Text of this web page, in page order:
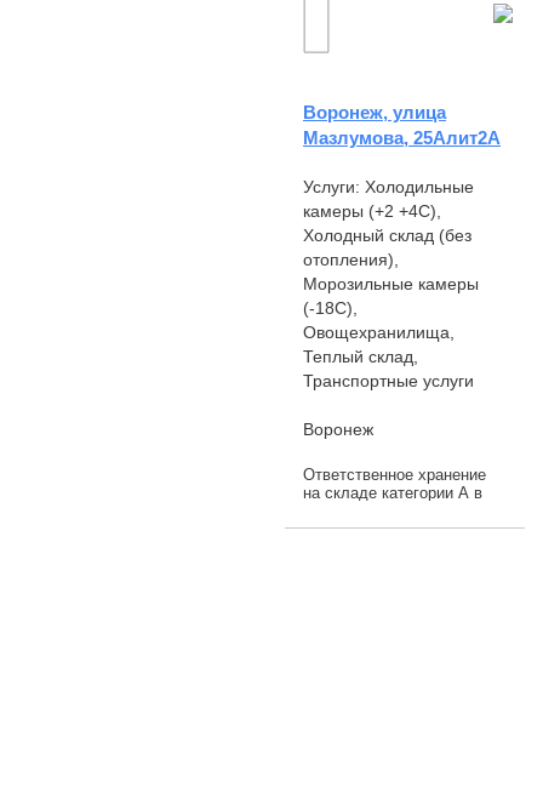
Воронеж, улица
Мазлумова, 25Алит2А
Услуги: Холодильные
камеры (+2 +4С),
Холодный склад (без
отопления),
Морозильные камеры
(-18С),
Овощехранилища,
Теплый склад,
Транспортные услуги
Воронеж
Ответственное хранение
на складе категории А в
Мазлумова, 25Алит2А —